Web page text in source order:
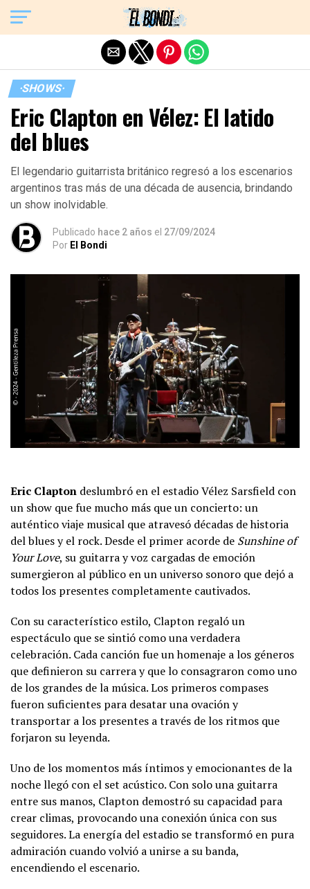
·SHOWS·
Eric Clapton en Vélez: El latido
del blues
El legendario guitarrista británico regresó a los escenarios
argentinos tras más de una década de ausencia, brindando
un show inolvidable.
Publicado hace 2 años el 27/09/2024
Por El Bondi
Eric Clapton deslumbró en el estadio Vélez Sarsfield con
un show que fue mucho más que un concierto: un
auténtico viaje musical que atravesó décadas de historia
del blues y el rock. Desde el primer acorde de Sunshine of
Your Love, su guitarra y voz cargadas de emoción
sumergieron al público en un universo sonoro que dejó a
todos los presentes completamente cautivados.
Con su característico estilo, Clapton regaló un
espectáculo que se sintió como una verdadera
celebración. Cada canción fue un homenaje a los géneros
que definieron su carrera y que lo consagraron como uno
de los grandes de la música. Los primeros compases
fueron suficientes para desatar una ovación y
transportar a los presentes a través de los ritmos que
forjaron su leyenda.
Uno de los momentos más íntimos y emocionantes de la
noche llegó con el set acústico. Con solo una guitarra
entre sus manos, Clapton demostró su capacidad para
crear climas, provocando una conexión única con sus
seguidores. La energía del estadio se transformó en pura
admiración cuando volvió a unirse a su banda,
encendiendo el escenario.
Exit mobile version